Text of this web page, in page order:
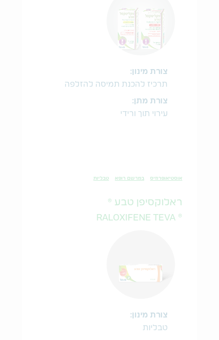
צורת מינון:
תרכיז להכנת תמיסה להזלפה
צורת מתן:
עירוי תוך ורידי
אוסטיאופרוזיס במרשם רופא טבליות
ראלוקסיפן טבע ®
® RALOXIFENE TEVA
צורת מינון:
טבליות